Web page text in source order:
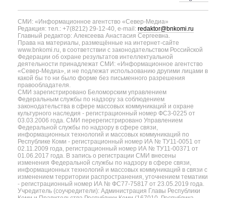
СМИ: «Информационное агентство «Север-Медиа»
Редакция: тел.: +7(8212) 29-12-40, e-mail: redaktor@bnkomi.ru
Главный редактор: Алексеева Анастасия Сергеевна.
Права на материалы, размещённые на интернет-сайте
www.bnkomi.ru, в соответствии с законодательством Российской
Федерации об охране результатов интеллектуальной
деятельности принадлежат СМИ: «Информационное агентство
«Север-Медиа», и не подлежат использованию другими лицами в
какой бы то ни было форме без письменного разрешения
правообладателя.
СМИ зарегистрировано Беломорским управлением
Федеральным службы по надзору за соблюдением
законодательства в сфере массовых коммуникаций и охране
культурного наследия - регистрационный номер ФС3-0225 от
03.03.2006 года. СМИ перерегистрировано Управлением
Федеральной службы по надзору в сфере связи,
информационных технологий и массовых коммуникаций по
Республике Коми - регистрационный номер ИА № ТУ11-0051 от
02.11.2009 года, регистрационный номер ИА № ТУ11-00371 от
01.06.2017 года. В запись о регистрации СМИ внесены
изменения Федеральной службы по надзору в сфере связи,
информационных технологий и массовых коммуникаций в связи с
изменением территории распространения, уточнением тематики
- регистрационный номер ИА № ФС77-75817 от 23.05.2019 года.
Учредитель (соучредители): Администрация Главы Республики